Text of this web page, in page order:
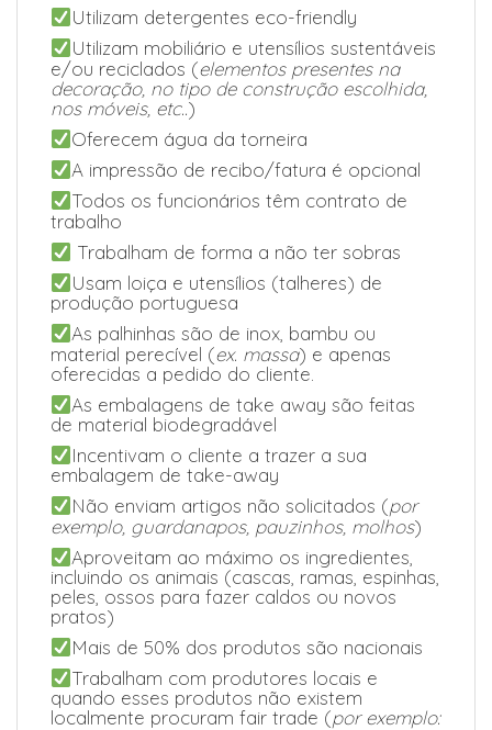
Utilizam detergentes eco-friendly
Utilizam mobiliário e utensílios sustentáveis
e/ou reciclados (elementos presentes na
decoração, no tipo de construção escolhida,
nos móveis, etc..)
Oferecem água da torneira
A impressão de recibo/fatura é opcional
Todos os funcionários têm contrato de
trabalho
Trabalham de forma a não ter sobras
Usam loiça e utensílios (talheres) de
produção portuguesa
As palhinhas são de inox, bambu ou
material perecível (ex. massa) e apenas
oferecidas a pedido do cliente.
As embalagens de take away são feitas
de material biodegradável
Incentivam o cliente a trazer a sua
embalagem de take-away
Não enviam artigos não solicitados (por
exemplo, guardanapos, pauzinhos, molhos)
Aproveitam ao máximo os ingredientes,
incluindo os animais (cascas, ramas, espinhas,
peles, ossos para fazer caldos ou novos
pratos)
Mais de 50% dos produtos são nacionais
Trabalham com produtores locais e
quando esses produtos não existem
localmente procuram fair trade (por exemplo: